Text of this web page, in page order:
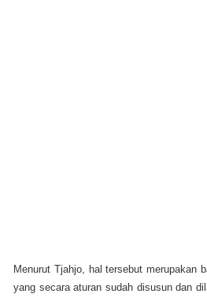
Menurut Tjahjo, hal tersebut merupakan
yang secara aturan sudah disusun dan